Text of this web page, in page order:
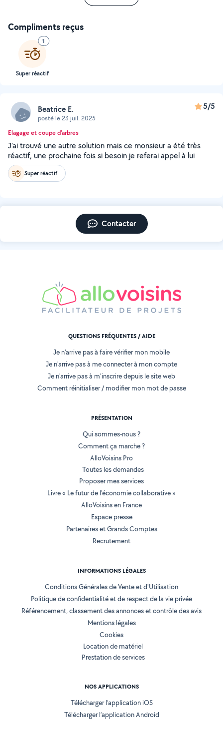
Compliments reçus
1
Super réactif
Beatrice E.
posté le 23 juil. 2025
5/5
Elagage et coupe d'arbres
J’ai trouvé une autre solution mais ce monsieur a été très
réactif, une prochaine fois si besoin je referai appel à lui
Super réactif
Contacter
QUESTIONS FRÉQUENTES / AIDE
Je n'arrive pas à faire vérifier mon mobile
Je n'arrive pas à me connecter à mon compte
Je n'arrive pas à m'inscrire depuis le site web
Comment réinitialiser / modifier mon mot de passe
PRÉSENTATION
Qui sommes-nous ?
Comment ça marche ?
AlloVoisins Pro
Toutes les demandes
Proposer mes services
Livre « Le futur de l'économie collaborative »
AlloVoisins en France
Espace presse
Partenaires et Grands Comptes
Recrutement
INFORMATIONS LÉGALES
Conditions Générales de Vente et d'Utilisation
Politique de confidentialité et de respect de la vie privée
Référencement, classement des annonces et contrôle des avis
Mentions légales
Cookies
Location de matériel
Prestation de services
NOS APPLICATIONS
Télécharger l’application iOS
Télécharger l’application Android